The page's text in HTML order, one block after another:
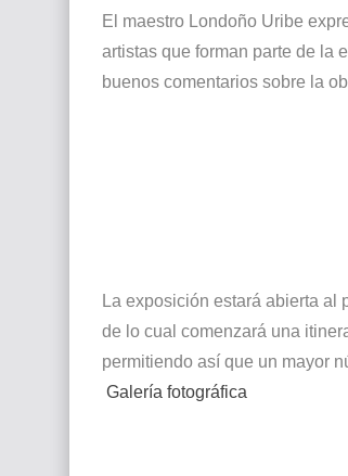
El maestro Londoño Uribe
artistas que forman parte de la
buenos comentarios sobre la
La exposición estará abierta al
de lo cual comenzará una
permitiendo así que un mayor
Galería fotográfica